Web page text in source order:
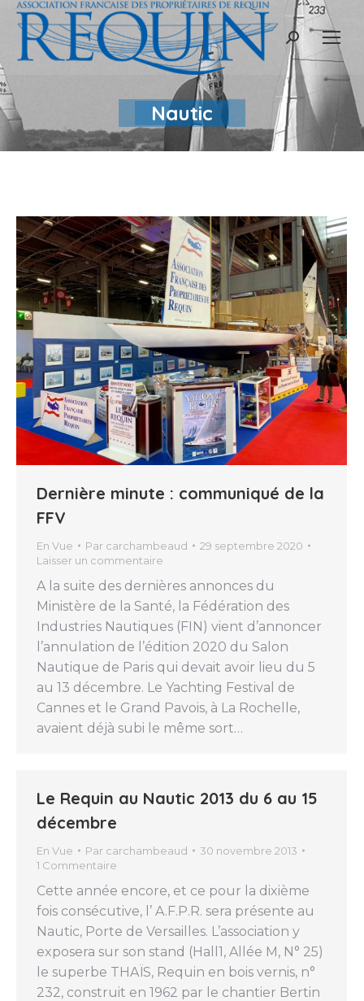
Recherche
Nautic
Dernière minute : communiqué de la
FFV
En Vue Par carchambeaud
29 septembre 2020
Laisser un commentaire
A la suite des dernières annonces du
Ministère de la Santé, la Fédération des
Industries Nautiques (FIN) vient d’annoncer
l’annulation de l’édition 2020 du Salon
Nautique de Paris qui devait avoir lieu du 5
au 13 décembre. Le Yachting Festival de
Cannes et le Grand Pavois, à La Rochelle,
avaient déjà subi le même sort…
Le Requin au Nautic 2013 du 6 au 15
décembre
En Vue Par carchambeaud
30 novembre 2013
1 Commentaire
Cette année encore, et ce pour la dixième
fois consécutive, l’ A.F.P.R. sera présente au
Nautic, Porte de Versailles. L’association y
exposera sur son stand (Hall1, Allée M, N° 25)
le superbe THAÏS, Requin en bois vernis, n°
232, construit en 1962 par le chantier Bertin